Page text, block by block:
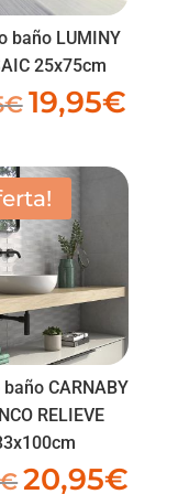
baño LUMINY
25x75cm
€ El
era:
24,95€.
19,95€El
es:
CARNABY
RELIEVE
€ El
20,95€